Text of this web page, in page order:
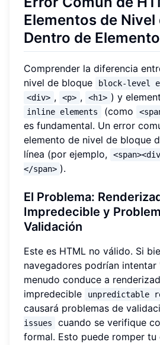
Elementos de Nivel
Dentro de
Comprender la diferencia
nivel de bloque
block-level
<div> , <p> , <h1> ) y
inline elements (como
es fundamental. Un error
elemento de nivel de bloque
línea (por ejemplo,
</span> ).
El Problema:
Impredecible y
Validación
Este es HTML no válido. Si
navegadores podrían intentar
menudo conduce a
impredecible
unpredictable
causará problemas de
issues
cuando se verifique
formal. Esto puede romper tu